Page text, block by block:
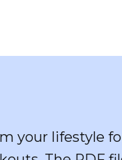
your lifestyle